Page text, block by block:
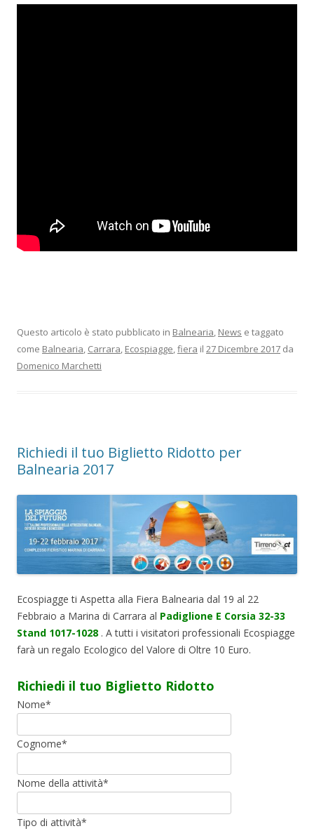
Questo articolo è stato pubblicato in Balnearia, News e taggato
come Balnearia, Carrara, Ecospiagge,fiera il 27 Dicembre 2017 da
Domenico Marchetti
Richiedi il tuo Biglietto Ridotto per
Balnearia 2017
Ecospiagge ti Aspetta alla Fiera Balnearia dal 19 al 22
Febbraio a Marina di Carrara al Padiglione E Corsia 32-33
Stand 1017-1028 . A tutti i visitatori professionali Ecospiagge
farà un regalo Ecologico del Valore di Oltre 10 Euro.
Richiedi il tuo Biglietto Ridotto
Nome*
Cognome*
Nome della attività*
Tipo di attività*